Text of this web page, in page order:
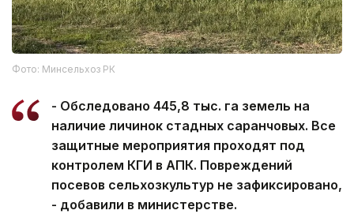
Фото: Минсельхоз РК
- Обследовано 445,8 тыс. га земель на
наличие личинок стадных саранчовых. Все
защитные мероприятия проходят под
контролем КГИ в АПК. Повреждений
посевов сельхозкультур не зафиксировано,
- добавили в министерстве.